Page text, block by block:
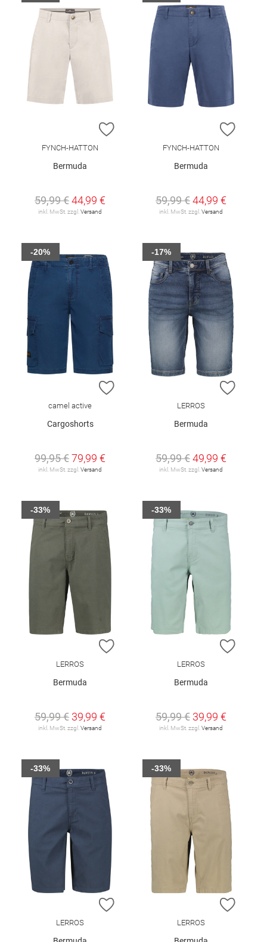
ZUR WUNSCHLISTE HINZUFÜGEN
FYNCH-HATTON
Bermuda
59,99 €44,99 €
inkl. MwSt. zzgl. Versand
ZUR
FYNCH-HATTON
Bermuda
59,99 €44,99 €
inkl. MwSt. zzgl. Versand
ZUR WUNSCHLISTE HINZUFÜGEN
camel active
Cargoshorts
99,95 €79,99 €
inkl. MwSt. zzgl.Versand
-20%
ZUR
LERROS
Bermuda
59,99 €49,99 €
inkl. MwSt. zzgl.Versand
-17%
ZUR WUNSCHLISTE HINZUFÜGEN
LERROS
Bermuda
59,99 € 39,99 €
inkl. MwSt. zzgl.Versand
-33%
ZUR
LERROS
Bermuda
59,99 € 39,99 €
inkl. MwSt. zzgl.Versand
-33%
ZUR WUNSCHLISTE HINZUFÜGEN
LERROS
-33%
ZUR
LERROS
-33%